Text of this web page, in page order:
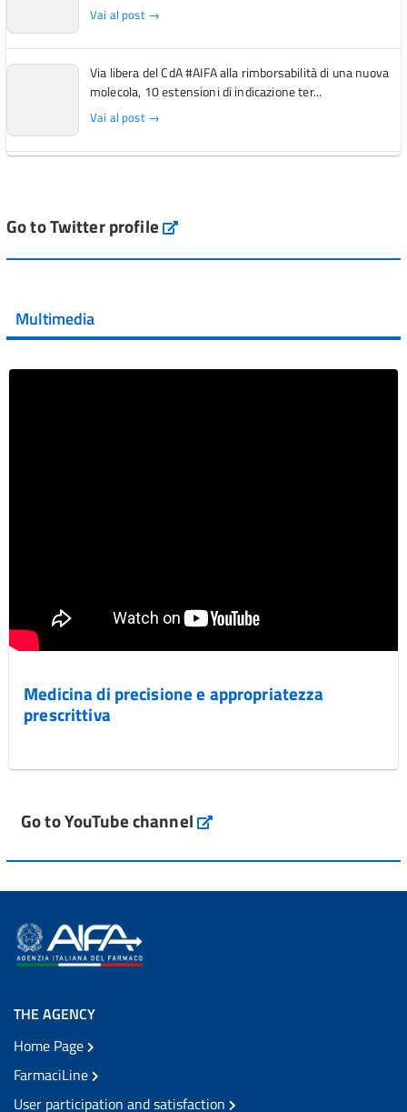
Vai al post →
Via libera del CdA #AIFA alla rimborsabilità di una nuova
molecola, 10 estensioni di indicazione ter...
Vai al post →
Vai al post →
Vai al post →
Go to Twitter profile aifa_ufficiale
Multimedia
Medicina di precisione e appropriatezza
prescrittiva
Go to YouTube channel
THE AGENCY
Home Page
FarmaciLine
User participation and satisfaction